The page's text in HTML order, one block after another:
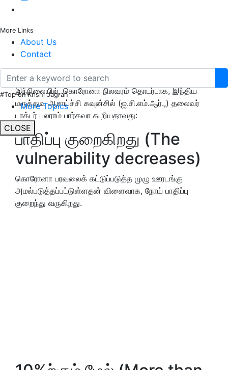
More Links
About Us
Contact
#Top on Krishi Jagran
More Topics
CLOSE
இந்நிலையில், கொரோனா நிலவரம் தொடர்பாக, இந்திய
மருத்துவ ஆராய்ச்சி கவுன்சில் (ஐ.சி.எம்.ஆர்.,) தலைவர்
டாக்டர் பலராம் பார்கவா கூறியதாவது:
பாதிப்பு குறைகிறது (The
vulnerability decreases)
கொரோனா பரவலைக் கட்டுப்படுத்த முழு ஊரடங்கு
அமல்படுத்தப்பட்டுள்ளதன் விளைவாக, நோய் பாதிப்பு
குறைந்து வருகிறது.